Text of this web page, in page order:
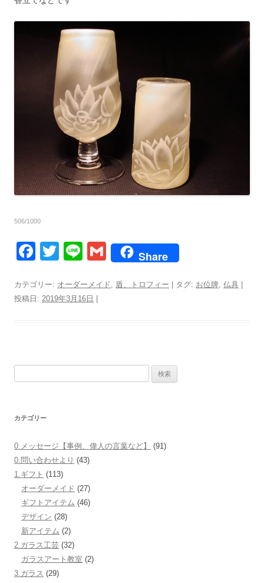
506/1000
F
c
e
o
k
T
tt
er
Li
e
G
ail
Share
カテゴリー: オーダーメイド , 盾、トロフィー | タグ: お位牌, 仏具
投稿日: 2019年3月16日
カテゴリー
0.メッセージ【事例、偉人の言葉など】
(91)
0.問い合わせより (43)
1.ギフト (113)
オーダーメイド (27)
ギフトアイテム (46)
デザイン (28)
新アイテム (2)
2.ガラス工芸 (32)
ガラスアート教室 (2)
3.ガラス (29)